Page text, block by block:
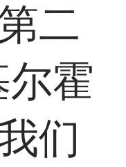
二
尔霍
们